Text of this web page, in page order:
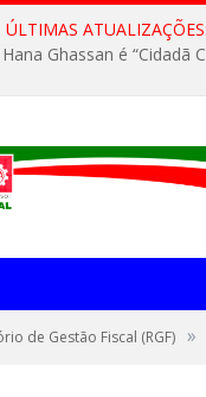
ÚLTIMAS ATUALIZAÇÕES:
Ghassan é “Cidadã
de Gestão Fiscal (RGF) »